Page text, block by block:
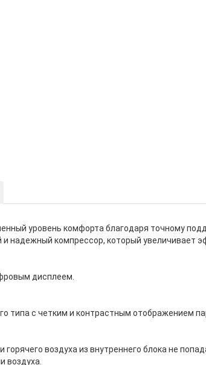
уровень комфорта благодаря точному
и надежный компрессор, который увеличивает
дисплеем.
типа с четким и контрастным отображением
воздуха из внутреннего блока не
воздуха.